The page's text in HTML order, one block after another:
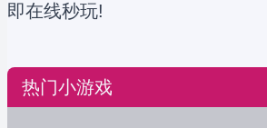
即在线秒玩!
热门小游戏